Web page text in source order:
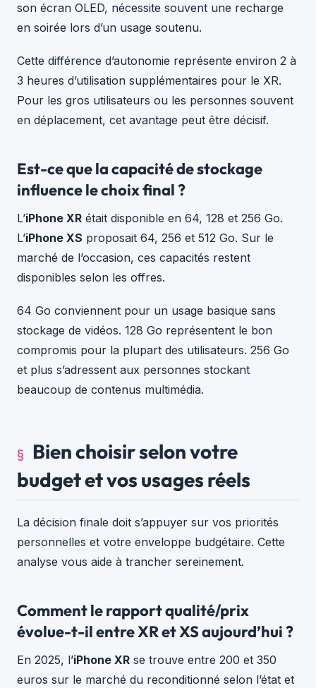
son écran OLED, nécessite souvent une recharge
en soirée lors d’un usage soutenu.
Cette différence d’autonomie représente environ 2 à
3 heures d’utilisation supplémentaires pour le XR.
Pour les gros utilisateurs ou les personnes souvent
en déplacement, cet avantage peut être décisif.
Est-ce que la capacité de stockage
influence le choix final ?
L’iPhone XR était disponible en 64, 128 et 256 Go.
L’iPhone XS proposait 64, 256 et 512 Go. Sur le
marché de l’occasion, ces capacités restent
disponibles selon les offres.
64 Go conviennent pour un usage basique sans
stockage de vidéos. 128 Go représentent le bon
compromis pour la plupart des utilisateurs. 256 Go
et plus s’adressent aux personnes stockant
beaucoup de contenus multimédia.
Bien choisir selon votre
budget et vos usages réels
La décision finale doit s’appuyer sur vos priorités
personnelles et votre enveloppe budgétaire. Cette
analyse vous aide à trancher sereinement.
Comment le rapport qualité/prix
évolue-t-il entre XR et XS aujourd’hui ?
En 2025, l’iPhone XR se trouve entre 200 et 350
euros sur le marché du reconditionné selon l’état et